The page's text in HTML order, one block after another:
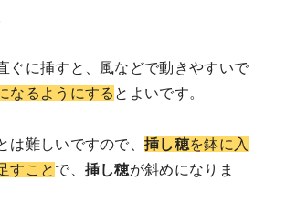
ぐに挿すと、風などで動きやすいで
なるようにする とよいです。
は難しいですので、挿し穂を鉢に入
すこと で、 挿し穂が斜めになりま